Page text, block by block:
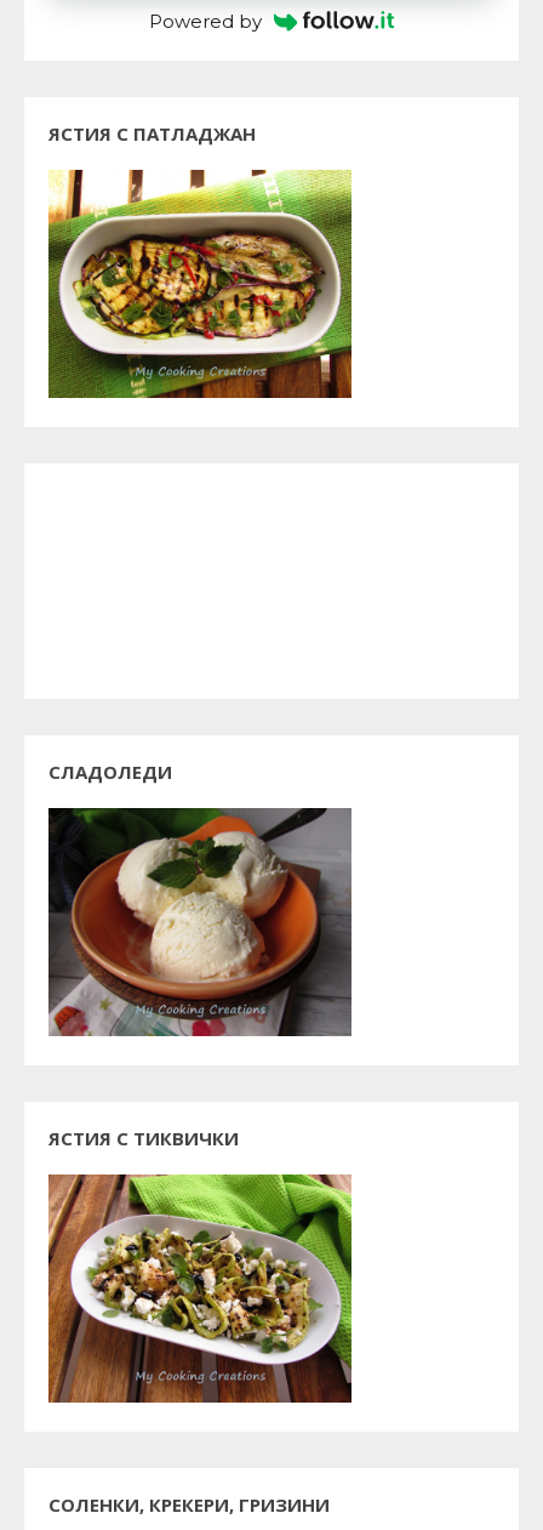
Powered by
ЯСТИЯ С ПАТЛАДЖАН
СЛАДОЛЕДИ
ЯСТИЯ С ТИКВИЧКИ
СОЛЕНКИ, КРЕКЕРИ, ГРИЗИНИ